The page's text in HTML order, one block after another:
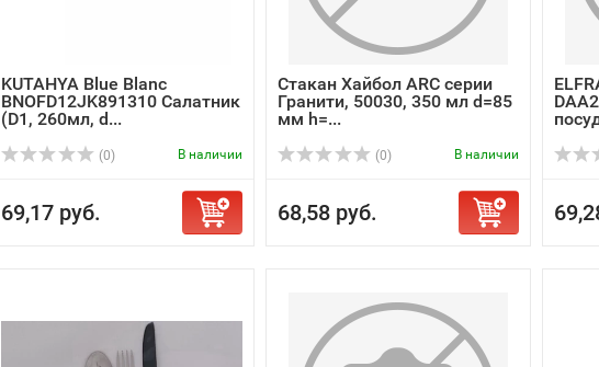
KUTAHYA Blue Blanc
BNOFD12JK891310 Салатник
(D1, 260мл, d...
(0) В наличии
69,17 руб.
Стакан Хайбол ARC серии
Гранити, 50030, 350 мл d=85
мм h=...
(0) В наличии
68,58 руб.